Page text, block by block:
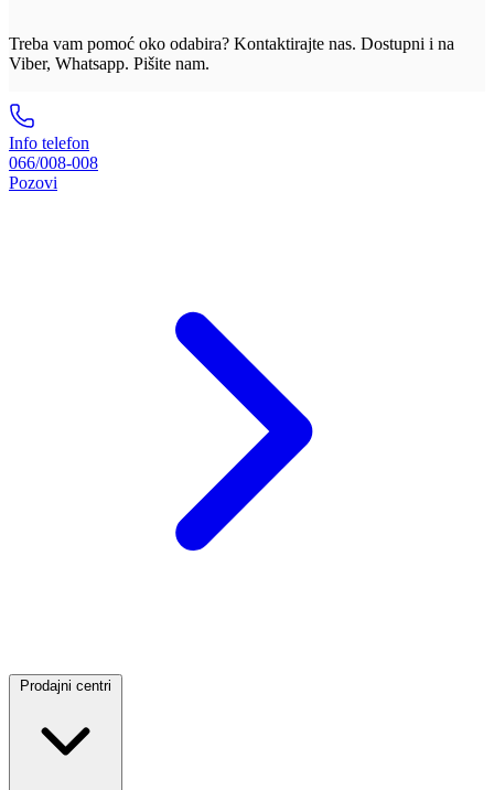
Treba vam pomoć oko odabira? Kontaktirajte nas. Dostupni i na
Viber, Whatsapp. Pišite nam.
Info telefon
066/008-008
Pozovi
Prodajni centri